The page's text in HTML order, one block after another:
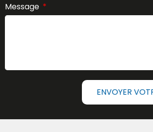
Message
ENVOYER